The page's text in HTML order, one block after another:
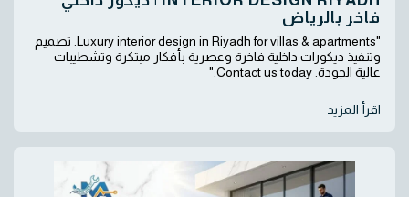
فاخر بالرياض
"Luxury interior design in Riyadh for villas & apartments. تصميم
وتنفيذ ديكورات داخلية فاخرة وعصرية بأفكار مبتكرة وتشطيبات
عالية الجودة. Contact us today."
اقرأ المزيد